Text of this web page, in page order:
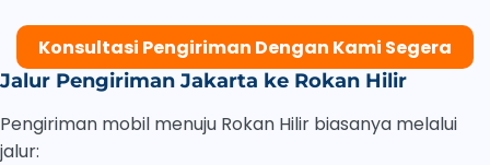
Konsultasi Pengiriman Dengan Kami Segera
Jalur Pengiriman Jakarta ke Rokan Hilir
Pengiriman mobil menuju Rokan Hilir biasanya melalui
jalur: